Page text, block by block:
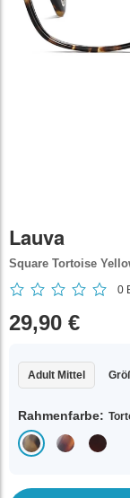
Lauva
Square Tortoise
0
29,90 €
Adult Mittel
Rahmenfarbe: